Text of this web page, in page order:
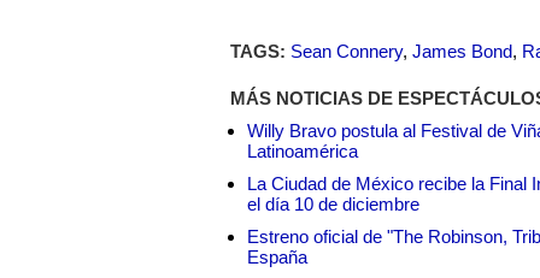
TAGS: Sean Connery, James Bond,
MÁS NOTICIAS DE
Willy Bravo postula al Festival de
Latinoamérica
La Ciudad de México recibe la Final
el día 10 de diciembre
Estreno oficial de "The Robinson,
España